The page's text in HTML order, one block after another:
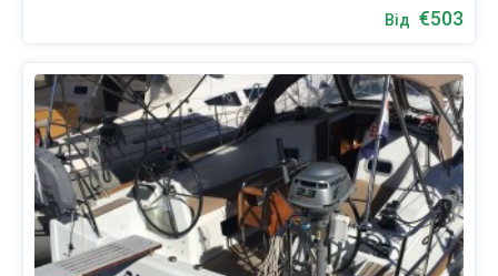
Від €503